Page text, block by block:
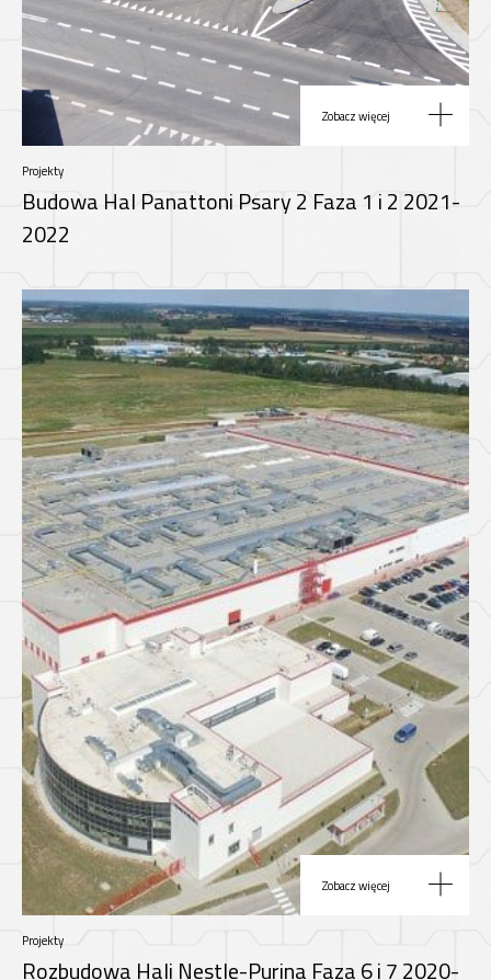
Zobacz więcej
Projekty
Budowa Hal Panattoni Psary 2 Faza 1 i 2 2021-
2022
Zobacz więcej
Projekty
Rozbudowa Hali Nestle-Purina Faza 6 i 7 2020-